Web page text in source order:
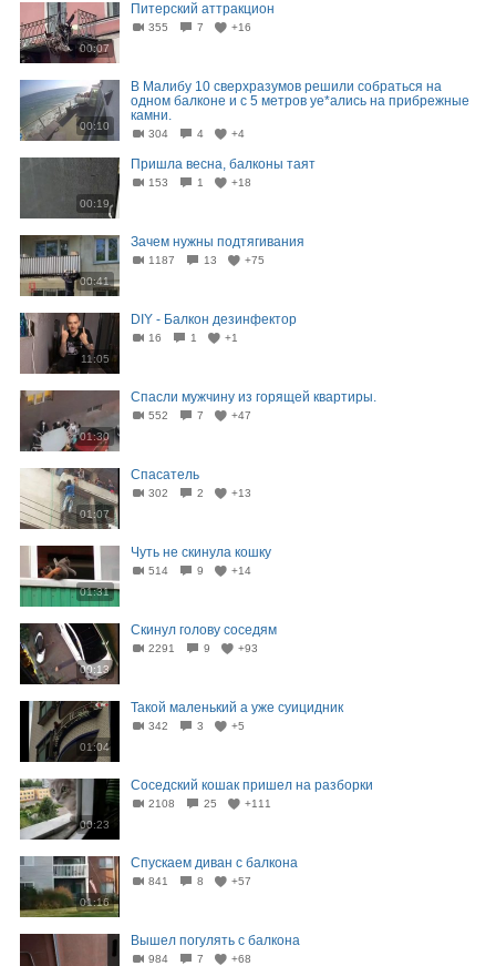
00:07
Питерский аттракцион
355 7 +16
00:10
В Малибу 10 сверхразумов решили собраться на
одном балконе и с 5 метров уе*ались на прибрежные
камни.
304 4 +4
00:19
Пришла весна, балконы таят
153 1 +18
00:41
Зачем нужны подтягивания
1187 13 +75
11:05
DIY - Балкон дезинфектор
16 1 +1
01:30
Спасли мужчину из горящей квартиры.
552 7 +47
01:07
Спасатель
302 2 +13
01:31
Чуть не скинула кошку
514 9 +14
00:13
Скинул голову соседям
2291 9 +93
01:04
Такой маленький а уже суицидник
342 3 +5
00:23
Соседский кошак пришел на разборки
2108 25 +111
01:16
Спускаем диван с балкона
841 8 +57
Вышел погулять с балкона
984 7 +68